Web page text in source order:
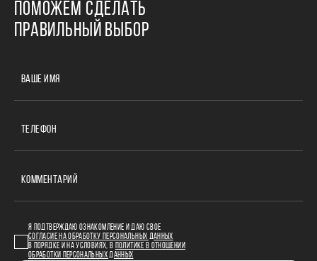
ПОМОЖЕМ СДЕЛАТЬ
ПРАВИЛЬНЫЙ ВЫБОР
ВАШЕ ИМЯ
ТЕЛЕФОН
КОММЕНТАРИЙ
Я ПОДТВЕРЖДАЮ ОЗНАКОМЛЕНИЕ И ДАЮ СВОЕ
СОГЛАСИЕ НА ОБРАБОТКУ ПЕРСОНАЛЬНЫХ ДАННЫХ
В ПОРЯДКЕ И НА УСЛОВИЯХ, В
ПОЛИТИКЕ В ОТНОШЕНИИ
ОБРАБОТКИ ПЕРСОНАЛЬНЫХ ДАННЫХ